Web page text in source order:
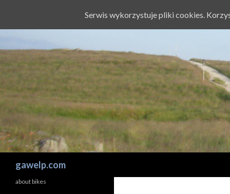
gawelp.com
about bikes
Serwis wykorzystuje pliki cookies.